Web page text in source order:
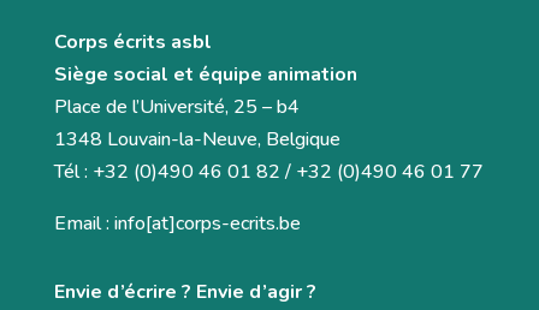
Corps écrits asbl
Siège social et équipe animation
Place de l’Université, 25 – b4
1348 Louvain-la-Neuve, Belgique
Tél : +32 (0)490 46 01 82 / +32 (0)490 46 01 77
Email : info[at]corps-ecrits.be
Envie d’écrire ? Envie d’agir ?